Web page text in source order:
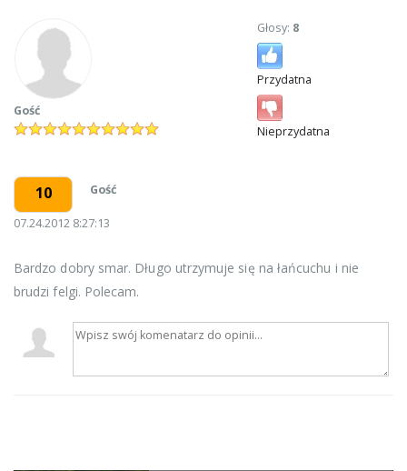
Gość
Głosy: 8
Przydatna
Nieprzydatna
10 Gość
07.24.2012 8:27:13
Bardzo dobry smar. Długo utrzymuje się na łańcuchu i nie
brudzi felgi. Polecam.